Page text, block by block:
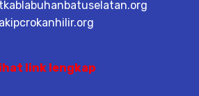
link lengkap